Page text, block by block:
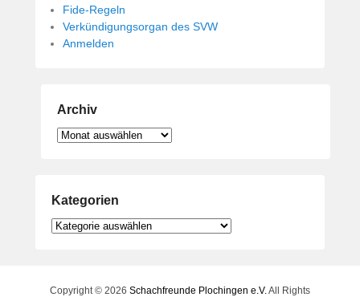
Fide-Regeln
Verkündigungsorgan des SVW
Anmelden
Archiv
Archiv
Kategorien
Kategorien
Copyright © 2026 Schachfreunde Plochingen e.V. All Rights